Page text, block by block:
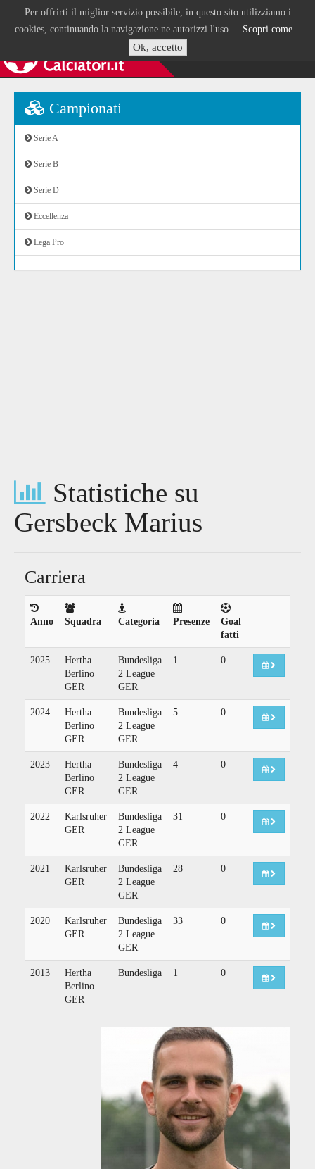
Per offrirti il miglior servizio possibile, in questo sito utilizziamo i
cookies, continuando la navigazione ne autorizzi l'uso. Scopri come
Ok, accetto
Campionati
Serie A
Serie B
Serie D
Eccellenza
Lega Pro
Statistiche su
Gersbeck Marius
Carriera
Anno Squadra Categoria Presenze
Goal
fatti
2025
Hertha
Berlino
GER
Bundesliga
2 League
GER
1 0
2024
Hertha
Berlino
GER
Bundesliga
2 League
GER
5 0
2023
Hertha
Berlino
GER
Bundesliga
2 League
GER
4 0
2022
Karlsruher
GER
Bundesliga
2 League
GER
31 0
2021
Karlsruher
GER
Bundesliga
2 League
GER
28 0
2020
Karlsruher
GER
Bundesliga
2 League
GER
33 0
2013
Hertha
Berlino
GER
Bundesliga 1 0